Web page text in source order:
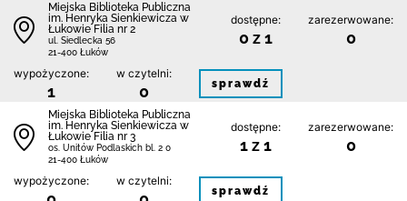
Miejska Biblioteka Publiczna
im. Henryka Sienkiewicza w
Łukowie Filia nr 2
ul. Siedlecka 56
21-400 Łuków
dostępne:
0 z 1
zarezerwowane:
0
wypożyczone:
1
w czytelni:
0 sprawdź
Miejska Biblioteka Publiczna
im. Henryka Sienkiewicza w
Łukowie Filia nr 3
os. Unitów Podlaskich bl. 2 0
21-400 Łuków
dostępne:
1 z 1
zarezerwowane:
0
wypożyczone: w czytelni:
sprawdź